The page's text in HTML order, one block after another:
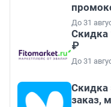
До 31
Скидка
₽
До 31
Скидка
заказ,